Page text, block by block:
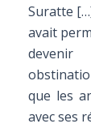
Suratte
avait
devenir
que les
avec ses